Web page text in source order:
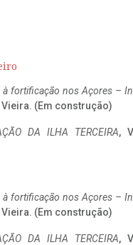
à fortificação nos Açores –
Vieira. (Em construção)
DA ILHA TERCEIRA,
à fortificação nos Açores –
Vieira. (Em construção)
DA ILHA TERCEIRA,